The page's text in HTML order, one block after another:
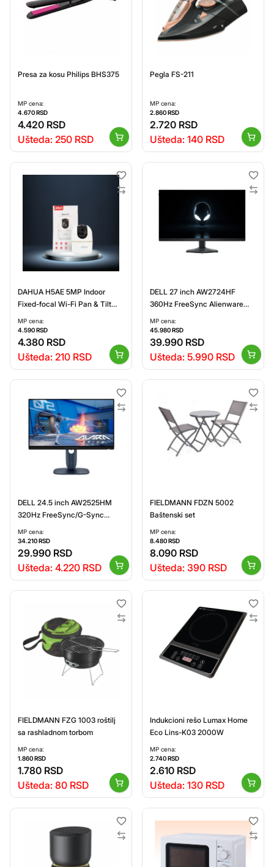
Presa za kosu Philips BHS375
MP cena:
4.670RSD
4.420 RSD
Ušteda: 250 RSD
Pegla FS-211
MP cena:
2.860RSD
2.720 RSD
Ušteda: 140 RSD
DAHUA H5AE 5MP Indoor
Fixed-focal Wi-Fi Pan & Tilt
Network kamera (IPC-H5AEP-
036
MP cena:
4.590RSD
4.380 RSD
Ušteda: 210 RSD
DELL 27 inch AW2724HF
360Hz FreeSync Alienware
Gaming monitor
MP cena:
45.980RSD
39.990 RSD
Ušteda: 5.990 RSD
DELL 24.5 inch AW2525HM
320Hz FreeSync/G-Sync
Alienware Gaming monitor
MP cena:
34.210RSD
29.990 RSD
Ušteda: 4.220 RSD
FIELDMANN FDZN 5002
Baštenski set
MP cena:
8.480RSD
8.090 RSD
Ušteda: 390 RSD
FIELDMANN FZG 1003 roštilj
sa rashladnom torbom
MP cena:
1.860RSD
1.780 RSD
Ušteda: 80 RSD
Indukcioni rešo Lumax Home
Eco Lins-K03 2000W
MP cena:
2.740RSD
2.610 RSD
Ušteda: 130 RSD